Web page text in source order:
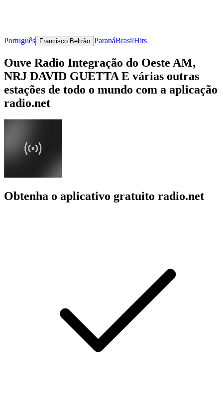
Português Francisco Beltrão ParanáBrasilHits
Ouve Radio Integração do Oeste AM,
NRJ DAVID GUETTA E várias outras
estações de todo o mundo com a aplicação
radio.net
Obtenha o aplicativo gratuito radio.net